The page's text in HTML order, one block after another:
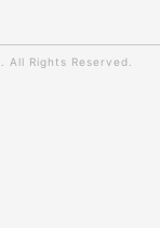
All Rights Reserved.